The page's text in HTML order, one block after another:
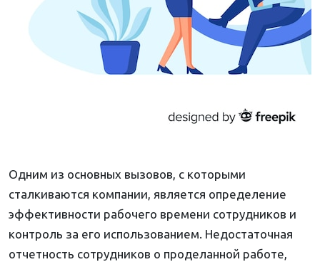
Одним из основных вызовов, с которыми
сталкиваются компании, является определение
эффективности рабочего времени сотрудников и
контроль за его использованием. Недостаточная
отчетность сотрудников о проделанной работе,